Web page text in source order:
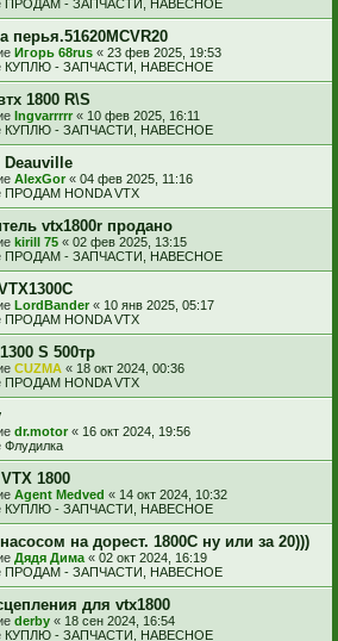
ПРОДАМ - ЗАПЧАСТИ, НАВЕСНОЕ
перья.51620MCVR20
Игорь 68rus « 23 фев 2025, 19:53
КУПЛЮ - ЗАПЧАСТИ, НАВЕСНОЕ
1800 R\S
Ingvarrrrr « 10 фев 2025, 16:11
КУПЛЮ - ЗАПЧАСТИ, НАВЕСНОЕ
Deauville
AlexGor« 04 фев 2025, 11:16
ПРОДАМ HONDA VTX
vtx1800r продано
kirill 75 « 02 фев 2025, 13:15
ПРОДАМ - ЗАПЧАСТИ, НАВЕСНОЕ
LordBander« 10 янв 2025, 05:17
ПРОДАМ HONDA VTX
S 500тр
CUZMA « 18 окт 2024, 00:36
ПРОДАМ HONDA VTX
dr.motor« 16 окт 2024, 19:56
Флудилка
1800
Agent Medved « 14 окт 2024, 10:32
КУПЛЮ - ЗАПЧАСТИ, НАВЕСНОЕ
на дорест. 1800С ну или за 20)))
Дядя Дима « 02 окт 2024, 16:19
ПРОДАМ - ЗАПЧАСТИ, НАВЕСНОЕ
для vtx1800
derby « 18 сен 2024, 16:54
КУПЛЮ - ЗАПЧАСТИ, НАВЕСНОЕ